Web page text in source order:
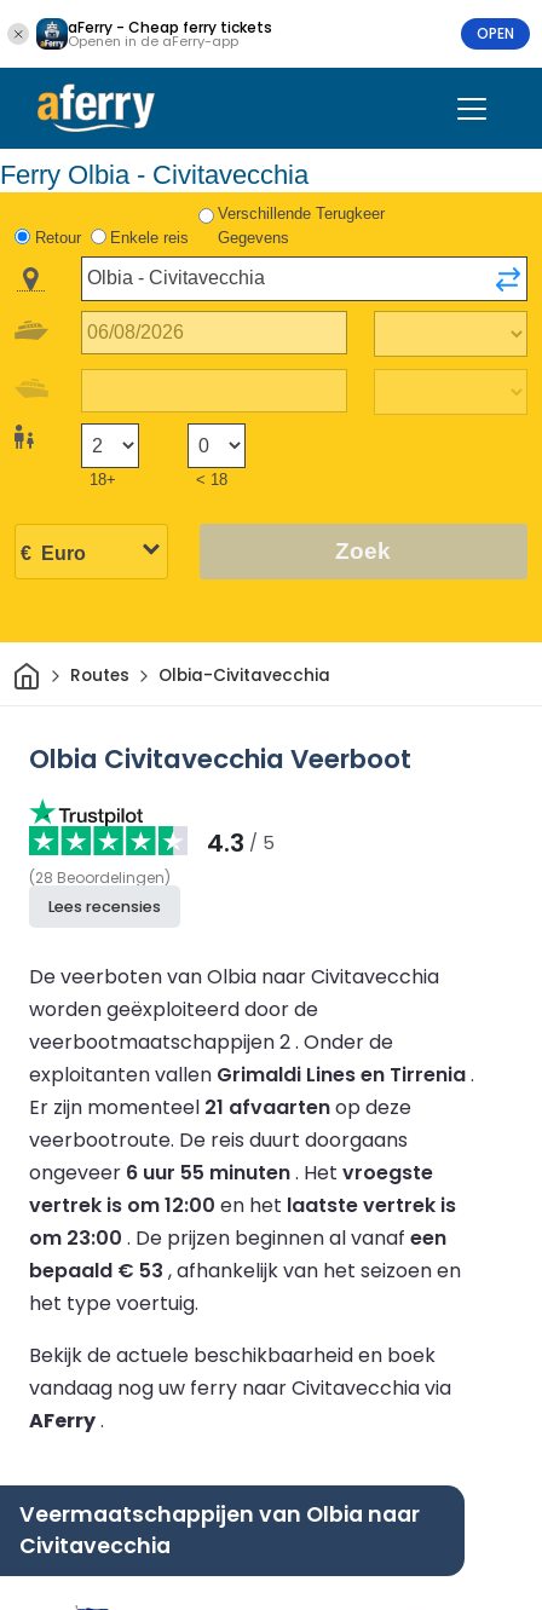
aFerry - Cheap ferry tickets
Openen in de aFerry-app OPEN
Ferry Olbia - Civitavecchia
Retour Enkele reis
Verschillende Terugkeer
Gegevens
18+ < 18
Zoek
ThuisRoutes Olbia-Civitavecchia
Olbia Civitavecchia Veerboot
4.3 / 5
(28 Beoordelingen)
Lees recensies
De veerboten van Olbia naar Civitavecchia
worden geëxploiteerd door de
veerbootmaatschappijen 2 . Onder de
exploitanten vallen Grimaldi Lines en Tirrenia.
Er zijn momenteel 21 afvaartenop deze
veerbootroute. De reis duurt doorgaans
ongeveer 6 uur 55 minuten. Het vroegste
vertrek is om 12:00 en het laatste vertrek is
om 23:00 . De prijzen beginnen al vanaf een
bepaald € 53 , afhankelijk van het seizoen en
het type voertuig.
Bekijk de actuele beschikbaarheid en boek
vandaag nog uw ferry naar Civitavecchia via
AFerry.
Veermaatschappijen van Olbia naar
Civitavecchia